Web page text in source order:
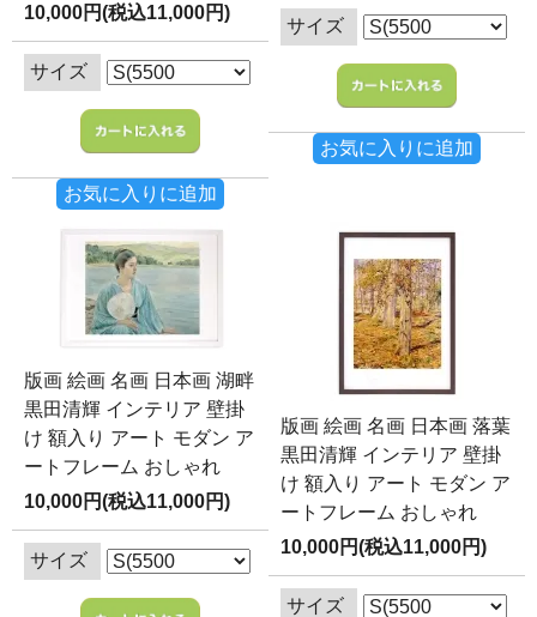
10,000円(税込11,000円)
サイズ
お気に入りに追加
サイズ
お気に入りに追加
版画 絵画 名画 日本画 湖畔
黒田清輝 インテリア 壁掛
け 額入り アート モダン ア
ートフレーム おしゃれ
10,000円(税込11,000円)
サイズ
版画 絵画 名画 日本画 落葉
黒田清輝 インテリア 壁掛
け 額入り アート モダン ア
ートフレーム おしゃれ
10,000円(税込11,000円)
サイズ